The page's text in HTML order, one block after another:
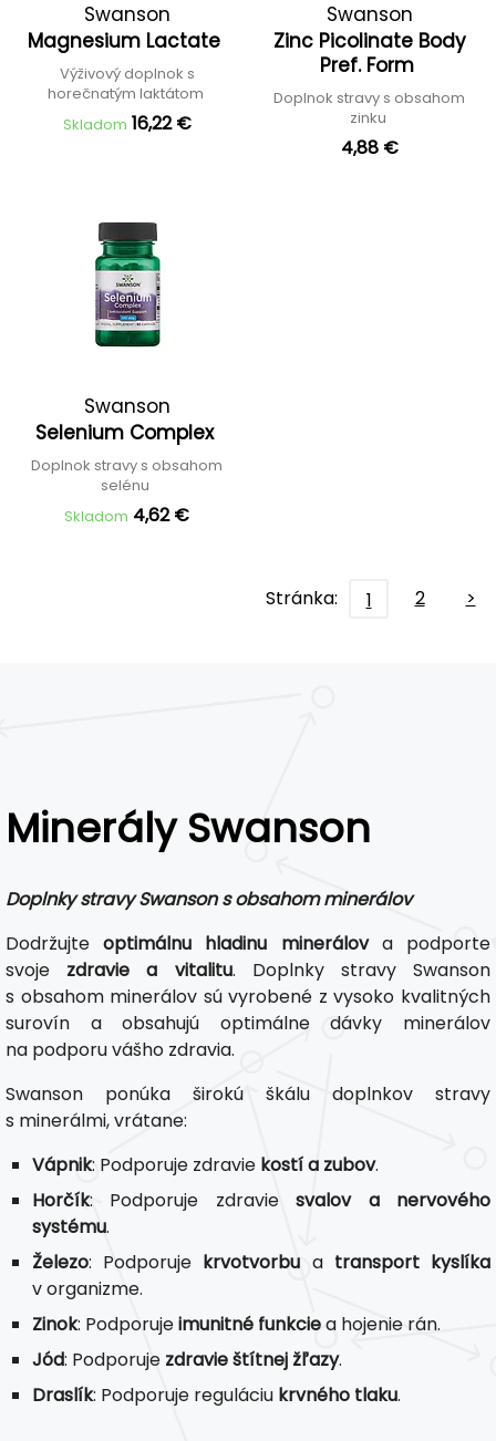
Swanson
Magnesium Lactate
Výživový doplnok s
horečnatým laktátom
Skladom 16,22 €
Swanson
Zinc Picolinate Body
Pref. Form
Doplnok stravy s obsahom
zinku
4,88 €
Swanson
Selenium Complex
Doplnok stravy s obsahom
selénu
Skladom 4,62 €
Stránka: 1 2 >
Minerály Swanson
Doplnky stravy Swanson s obsahom minerálov
Dodržujteoptimálnu hladinu minerálova podporte
svoje zdravie a vitalitu. Doplnky stravy Swanson
s obsahom minerálov sú vyrobené z vysoko kvalitných
surovín a obsahujú optimálne dávky minerálov
na podporu vášho zdravia.
Swanson ponúka širokú škálu doplnkov stravy
s minerálmi, vrátane:
Vápnik: Podporuje zdravie kostí a zubov.
Horčík: Podporuje zdraviesvalov a nervového
systému.
Železo: Podporuje krvotvorbu a transport kyslíka
v organizme.
Zinok: Podporujeimunitné funkciea hojenie rán.
Jód: Podporuje zdravie štítnej žľazy.
Draslík: Podporuje reguláciu krvného tlaku.